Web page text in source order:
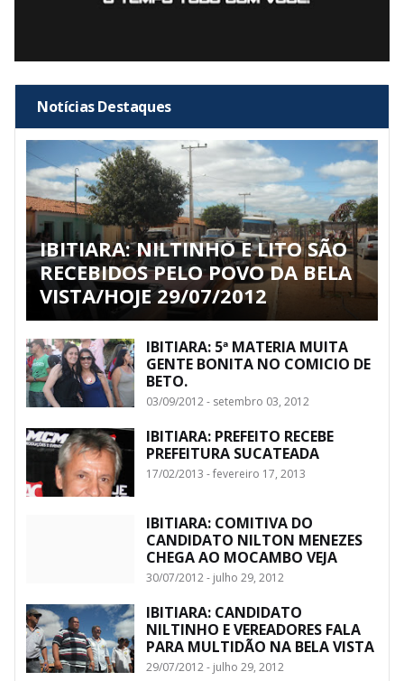
Notícias Destaques
IBITIARA: NILTINHO E LITO SÃO
RECEBIDOS PELO POVO DA BELA
VISTA/HOJE 29/07/2012
IBITIARA: 5ª MATERIA MUITA
GENTE BONITA NO COMICIO DE
BETO.
03/09/2012 - setembro 03, 2012
IBITIARA: PREFEITO RECEBE
PREFEITURA SUCATEADA
17/02/2013 - fevereiro 17, 2013
IBITIARA: COMITIVA DO
CANDIDATO NILTON MENEZES
CHEGA AO MOCAMBO VEJA
30/07/2012 - julho 29, 2012
IBITIARA: CANDIDATO
NILTINHO E VEREADORES FALA
PARA MULTIDÃO NA BELA VISTA
29/07/2012 - julho 29, 2012